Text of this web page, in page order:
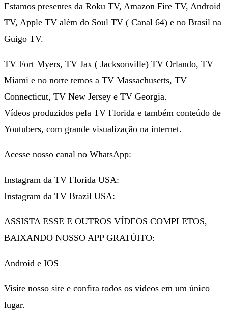
Estamos presentes da Roku TV, Amazon Fire TV, Android
TV, Apple TV além do Soul TV ( Canal 64) e no Brasil na
Guigo TV.
TV Fort Myers, TV Jax ( Jacksonville) TV Orlando, TV
Miami e no norte temos a TV Massachusetts, TV
Connecticut, TV New Jersey e TV Georgia.
Vídeos produzidos pela TV Florida e também conteúdo de
Youtubers, com grande visualização na internet.
Acesse nosso canal no WhatsApp:
Instagram da TV Florida USA:
Instagram da TV Brazil USA:
ASSISTA ESSE E OUTROS VÍDEOS COMPLETOS,
BAIXANDO NOSSO APP GRATÚITO:
Android e IOS
Visite nosso site e confira todos os vídeos em um único
lugar.